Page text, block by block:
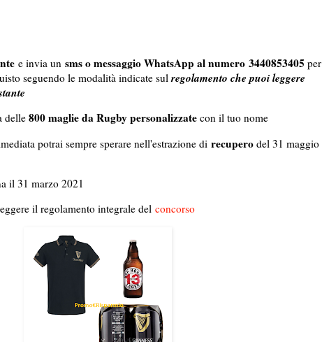
e invia un sms o messaggio WhatsApp al numero 3440853405 per
seguendo le modalità indicate sul regolamento che puoi leggere
delle 800 maglie da Rugby personalizzate con il tuo nome
potrai sempre sperare nell'estrazione di recupero del 31 maggio
il 31 marzo 2021
il regolamento integrale del concorso